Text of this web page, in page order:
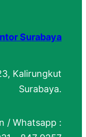
Surabaya
Kalirungkut
Surabaya.
/ Whatsapp :